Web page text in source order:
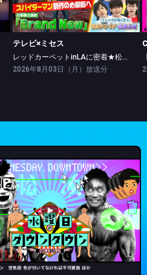
レッドカーペットinLAに密着★松山ケンイチ・高橋文哉ツッパリ勝負！
テレビ×ミセス
レッドカーペットinLAに密着★松山ケンイチ・高橋文哉ツッパリ勝負！
2026年8月03日（月）放送分